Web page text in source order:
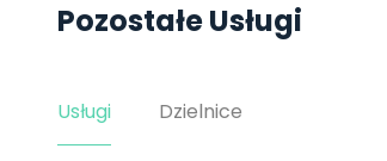
Pozostałe Usługi
Usługi Dzielnice